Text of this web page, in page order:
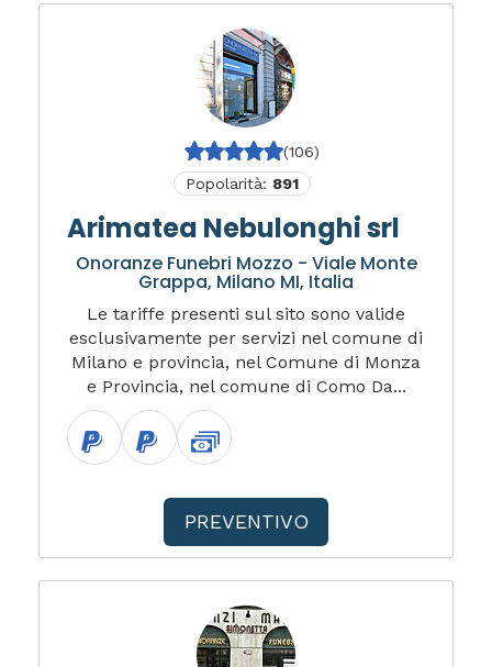
(106)
Popolarità: 891
Arimatea Nebulonghi srl
Onoranze Funebri Mozzo - Viale Monte
Grappa, Milano MI, Italia
Le tariffe presenti sul sito sono valide
esclusivamente per servizi nel comune di
Milano e provincia, nel Comune di Monza
e Provincia, nel comune di Como Da...
PREVENTIVO